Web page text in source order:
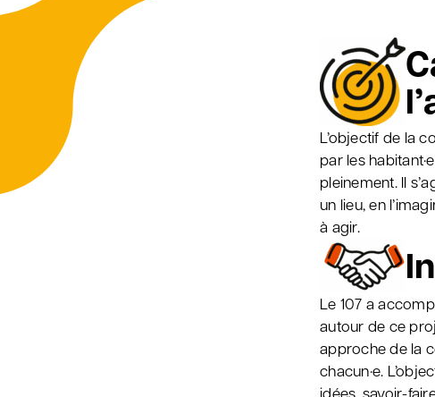
L’objectif de la
par les
pleinement. Il
un lieu, en
à agir.
Le 107 a
autour de ce
approche de la
chacun·e.
idées, savoir-